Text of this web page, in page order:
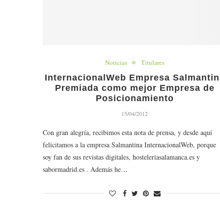
Noticias Titulares
InternacionalWeb Empresa
Premiada como mejor Empresa de
Posicionamiento
15/04/2012
Con gran alegría, recibimos esta nota de prensa, y desde aquí
felicitamos a la empresa Salmantina InternacionalWeb, porque
soy fan de sus revistas digitales, hosteleriasalamanca.es y
sabormadrid.es . Además he…